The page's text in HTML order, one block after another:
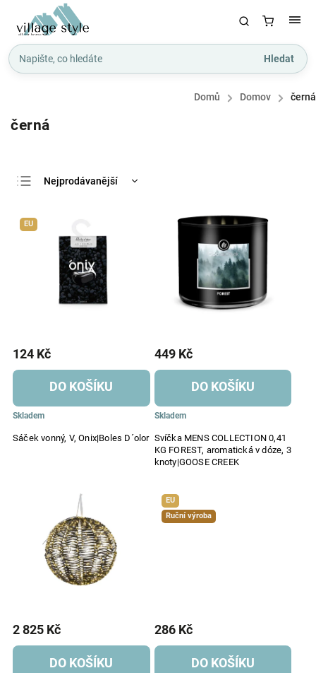
Hledat
Domů / Domov / černá
černá
Nejprodávanější
Abecedně
EU
Sáček vonný, V, Onix|Boles D´olor
Skladem
124 Kč
DO KOŠÍKU
Svíčka MENS COLLECTION 0,41
KG FOREST, aromatická v dóze, 3
knoty|GOOSE CREEK
Skladem
449 Kč
DO KOŠÍKU
2 825 Kč
DO KOŠÍKU
EU
Ruční výroba
286 Kč
DO KOŠÍKU